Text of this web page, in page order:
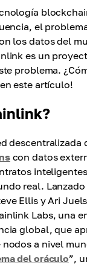
el
los datos del
es un
problema.
este artículo!
descentralizada
con datos
real. Lanzado
Ellis y Ari
Labs, una
global, que
a nivel
del oráculo”,